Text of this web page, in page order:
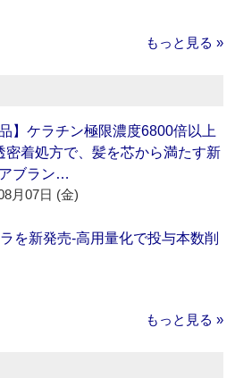
もっと見る »
品】ケラチン極限濃度6800倍以上
密着処方で、髪を芯から満たす新
ブラン…
月07日 (金)
を新発売‐高用量化で投与本数削
もっと見る »